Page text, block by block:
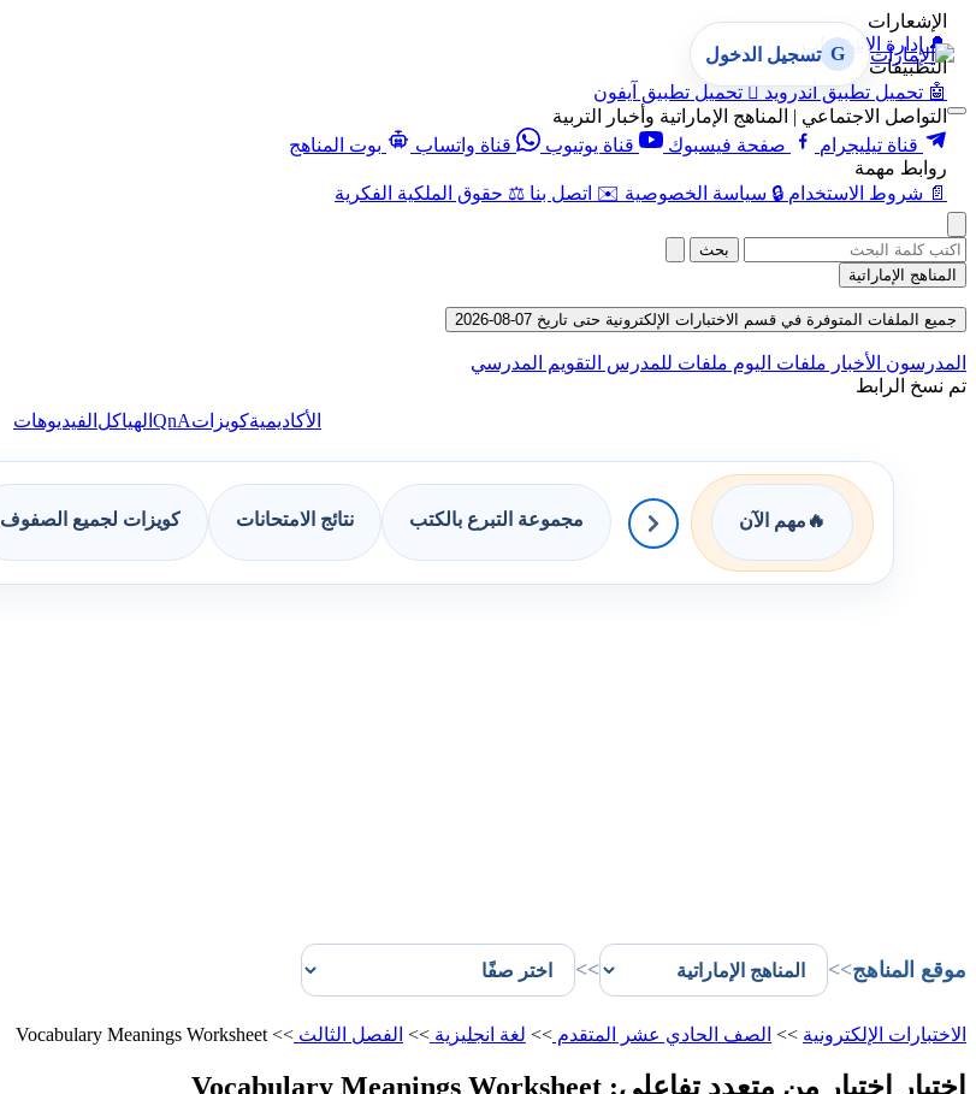
الإشعارات
🔔 إدارة الإشعارات
التطبيقات
🤖 تحميل تطبيق أندرويد  تحميل تطبيق آيفون
التواصل الاجتماعي | المناهج الإماراتية وأخبار التربية
قناة تيليجرام
صفحة فيسبوك قناة يوتيوب قناة واتساب
بوت المناهج
روابط مهمة
📄 شروط الاستخدام 🔒 سياسة الخصوصية ✉️ اتصل بنا ⚖️ حقوق الملكية الفكرية
G تسجيل الدخول
بحث
المناهج الإماراتية
جميع الملفات المتوفرة في قسم الاختبارات الإلكترونية حتى تاريخ 07-08-2026
المدرسون الأخبار ملفات اليوم ملفات للمدرس التقويم المدرسي
تم نسخ الرابط
الأكاديميةكويزاتQnA الهياكل الفيديوهات
🔥 مهم الآن مجموعة التبرع بالكتب نتائج الامتحانات كويزات لجميع الصفوف
موقع المناهج>>
>>
الاختبارات الإلكترونية >> الصف الحادي عشر المتقدم >> لغة انجليزية >> الفصل الثالث >>
Vocabulary Meanings Worksheet
اختبار اختيار من متعدد تفاعلي: Vocabulary Meanings Worksheet